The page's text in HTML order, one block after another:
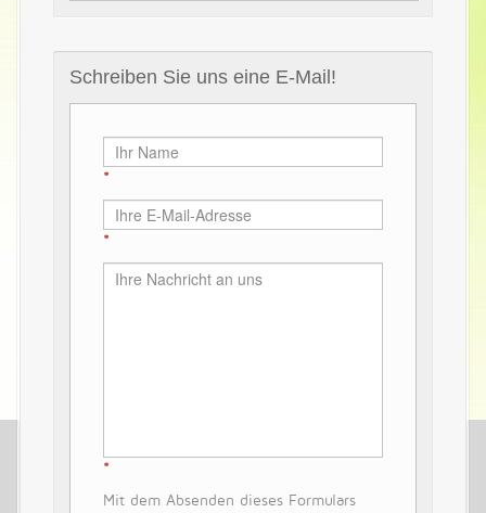
Schreiben Sie uns eine E-Mail!
Mit dem Absenden dieses Formulars